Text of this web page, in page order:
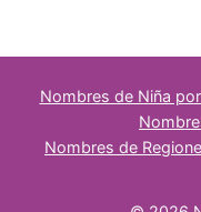
Nombres de Niña
Nombres de